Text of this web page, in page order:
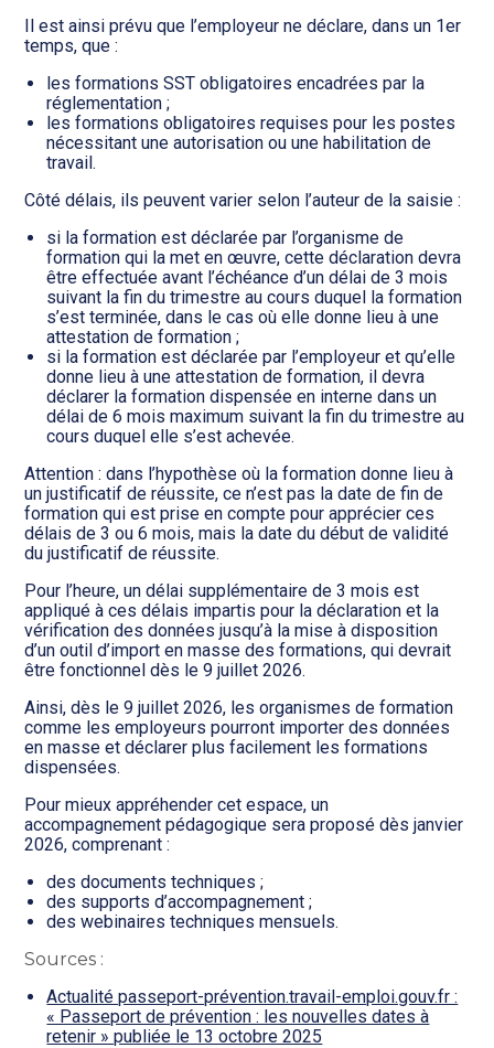
Il est ainsi prévu que l’employeur ne déclare, dans un 1er
temps, que :
les formations SST obligatoires encadrées par la
réglementation ;
les formations obligatoires requises pour les postes
nécessitant une autorisation ou une habilitation de
travail.
Côté délais, ils peuvent varier selon l’auteur de la saisie :
si la formation est déclarée par l’organisme de
formation qui la met en œuvre, cette déclaration devra
être effectuée avant l’échéance d’un délai de 3 mois
suivant la fin du trimestre au cours duquel la formation
s’est terminée, dans le cas où elle donne lieu à une
attestation de formation ;
si la formation est déclarée par l’employeur et qu’elle
donne lieu à une attestation de formation, il devra
déclarer la formation dispensée en interne dans un
délai de 6 mois maximum suivant la fin du trimestre au
cours duquel elle s’est achevée.
Attention : dans l’hypothèse où la formation donne lieu à
un justificatif de réussite, ce n’est pas la date de fin de
formation qui est prise en compte pour apprécier ces
délais de 3 ou 6 mois, mais la date du début de validité
du justificatif de réussite.
Pour l’heure, un délai supplémentaire de 3 mois est
appliqué à ces délais impartis pour la déclaration et la
vérification des données jusqu’à la mise à disposition
d’un outil d’import en masse des formations, qui devrait
être fonctionnel dès le 9 juillet 2026.
Ainsi, dès le 9 juillet 2026, les organismes de formation
comme les employeurs pourront importer des données
en masse et déclarer plus facilement les formations
dispensées.
Pour mieux appréhender cet espace, un
accompagnement pédagogique sera proposé dès janvier
2026, comprenant :
des documents techniques ;
des supports d’accompagnement ;
des webinaires techniques mensuels.
Sources :
Actualité passeport-prévention.travail-emploi.gouv.fr :
« Passeport de prévention : les nouvelles dates à
retenir » publiée le 13 octobre 2025